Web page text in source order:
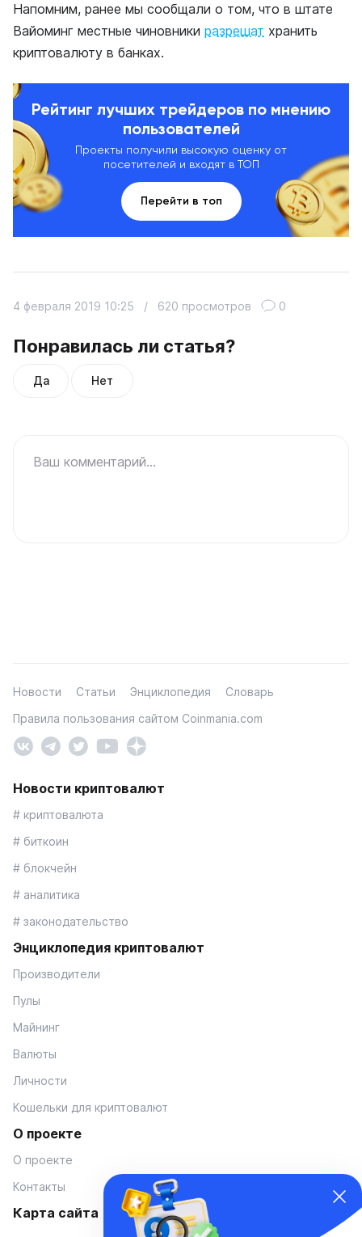
Напомним, ранее мы сообщали о том, что в штате
Вайоминг местные чиновники разрешат хранить
криптовалюту в банках.
Рейтинг лучших трейдеров по мнению
пользователей
Проекты получили высокую оценку от
посетителей и входят в ТОП
Перейти в топ
Понравилась ли статья?
Да Нет
4 февраля 2019 10:25 / 620 просмотров 0
Ваш комментарий...
Новости Статьи Энциклопедия
Словарь
Правила пользования сайтом Coinmania.com
Новости криптовалют
# криптовалюта
# биткоин
# блокчейн
# аналитика
# законодательство
Энциклопедия криптовалют
Производители
Пулы
Майнинг
Валюты
Личности
Кошельки для криптовалют
О проекте
О проекте
Контакты
Карта сайта